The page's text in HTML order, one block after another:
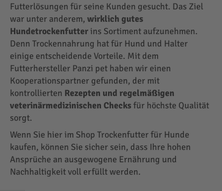
Futterlösungen für seine Kunden gesucht. Das Ziel
war unter anderem, wirklich gutes
Hundetrockenfutter ins Sortiment aufzunehmen.
Denn Trockennahrung hat für Hund und Halter
einige entscheidende Vorteile. Mit dem
Futterhersteller Panzi pet haben wir einen
Kooperationspartner gefunden, der mit
kontrollierten Rezepten und regelmäßigen
veterinärmedizinischen Checksfür höchste Qualität
sorgt.
Wenn Sie hier im Shop Trockenfutter für Hunde
kaufen, können Sie sicher sein, dass Ihre hohen
Ansprüche an ausgewogene Ernährung und
Nachhaltigkeit voll erfüllt werden.